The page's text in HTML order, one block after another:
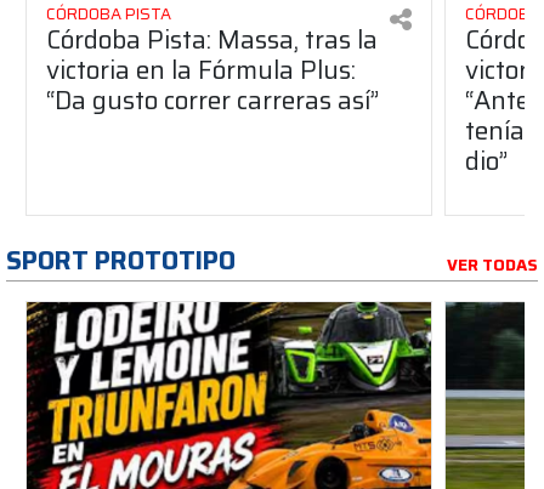
CÓRDOBA PISTA
Córdoba Pista: Massa, tras la
victoria en la Fórmula Plus:
“Da gusto correr carreras así”
dio”
SPORT PROTOTIPO VER TODAS